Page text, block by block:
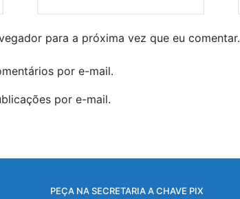
para a próxima vez que eu comentar.
por e-mail.
por e-mail.
PEÇA NA SECRETARIA A CHAVE PIX